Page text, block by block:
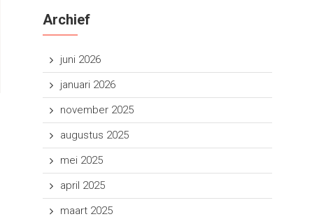
Archief
juni 2026
januari 2026
november 2025
augustus 2025
mei 2025
april 2025
maart 2025